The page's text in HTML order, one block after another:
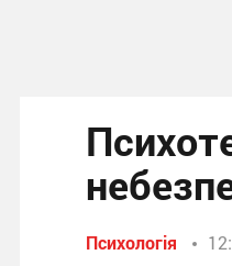
Психологія